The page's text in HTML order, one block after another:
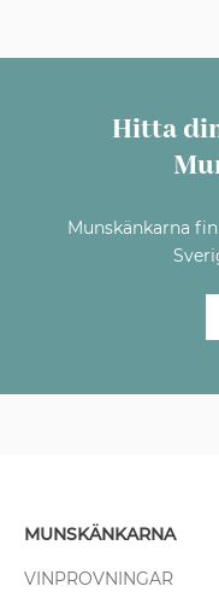
Hitta
Munskänkarna
MUNSKÄNKARNA
VINPROVNINGAR